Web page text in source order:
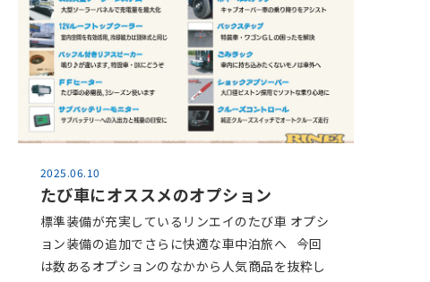
2025.06.10
たび車にオススメのオプション
標準装備が充実しているリンエイのたび車 オプシ
ョン装備の追加でさらに快適な車中泊旅へ 今回
は数あるオプションのなかから人気商品を抜粋し